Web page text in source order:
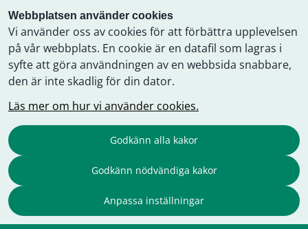
Webbplatsen använder cookies
Vi använder oss av cookies för att förbättra upplevelsen
på vår webbplats. En cookie är en datafil som lagras i
syfte att göra användningen av en webbsida snabbare,
den är inte skadlig för din dator.
Läs mer om hur vi använder cookies.
Godkänn alla kakor
Godkänn nödvändiga kakor
Anpassa inställningar